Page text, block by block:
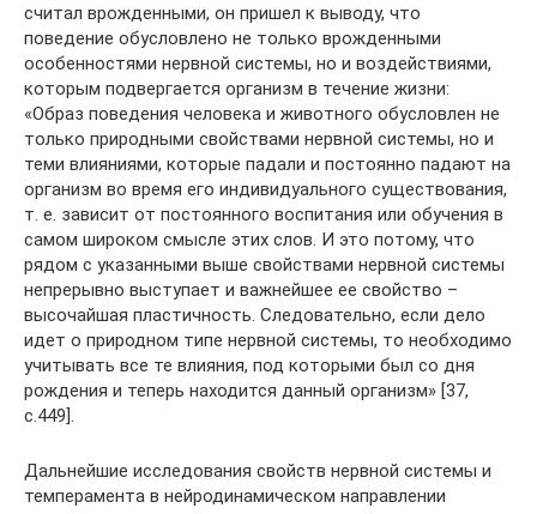
считал врожденными, он пришел к выводу, что
поведение обусловлено не только врожденными
особенностями нервной системы, но и воздействиями,
которым подвергается организм в течение жизни:
«Образ поведения человека и животного обусловлен не
только природными свойствами нервной системы, но и
теми влияниями, которые падали и постоянно падают на
организм во время его индивидуального существования,
т. е. зависит от постоянного воспитания или обучения в
самом широком смысле этих слов. И это потому, что
рядом с указанными выше свой­ствами нервной системы
непрерывно выступает и важнейшее ее свойство –
высочайшая пластичность. Следовательно, если дело
идет о природном типе нервной системы, то необходимо
учитывать все те влияния, под которыми был со дня
рождения и теперь находится дан­ный организм» [37,
с.449].
Дальнейшие исследования свойств нервной системы и
темперамента в нейродинамическом направлении